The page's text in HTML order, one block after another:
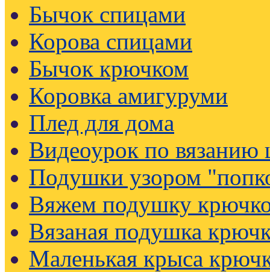
Бычок спицами
Корова спицами
Бычок крючком
Коровка амигуруми
Плед для дома
Видеоурок по
Подушки узором
Вяжем подушку
Вязаная подушка
Маленькая крыса